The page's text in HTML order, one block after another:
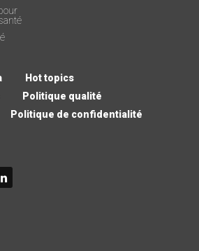
Hot topics
Politique qualité
Politique de confidentialité